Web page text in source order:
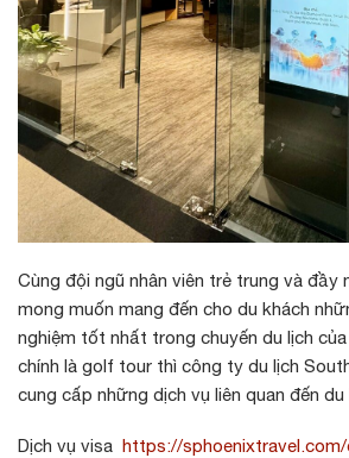
Cùng đội ngũ nhân viên trẻ trung và đầy
mong muốn mang đến cho du khách
nghiệm tốt nhất trong chuyến du lịch
chính là golf tour thì công ty du lịch
cung cấp những dịch vụ liên quan đến
Dịch vụ visa https://